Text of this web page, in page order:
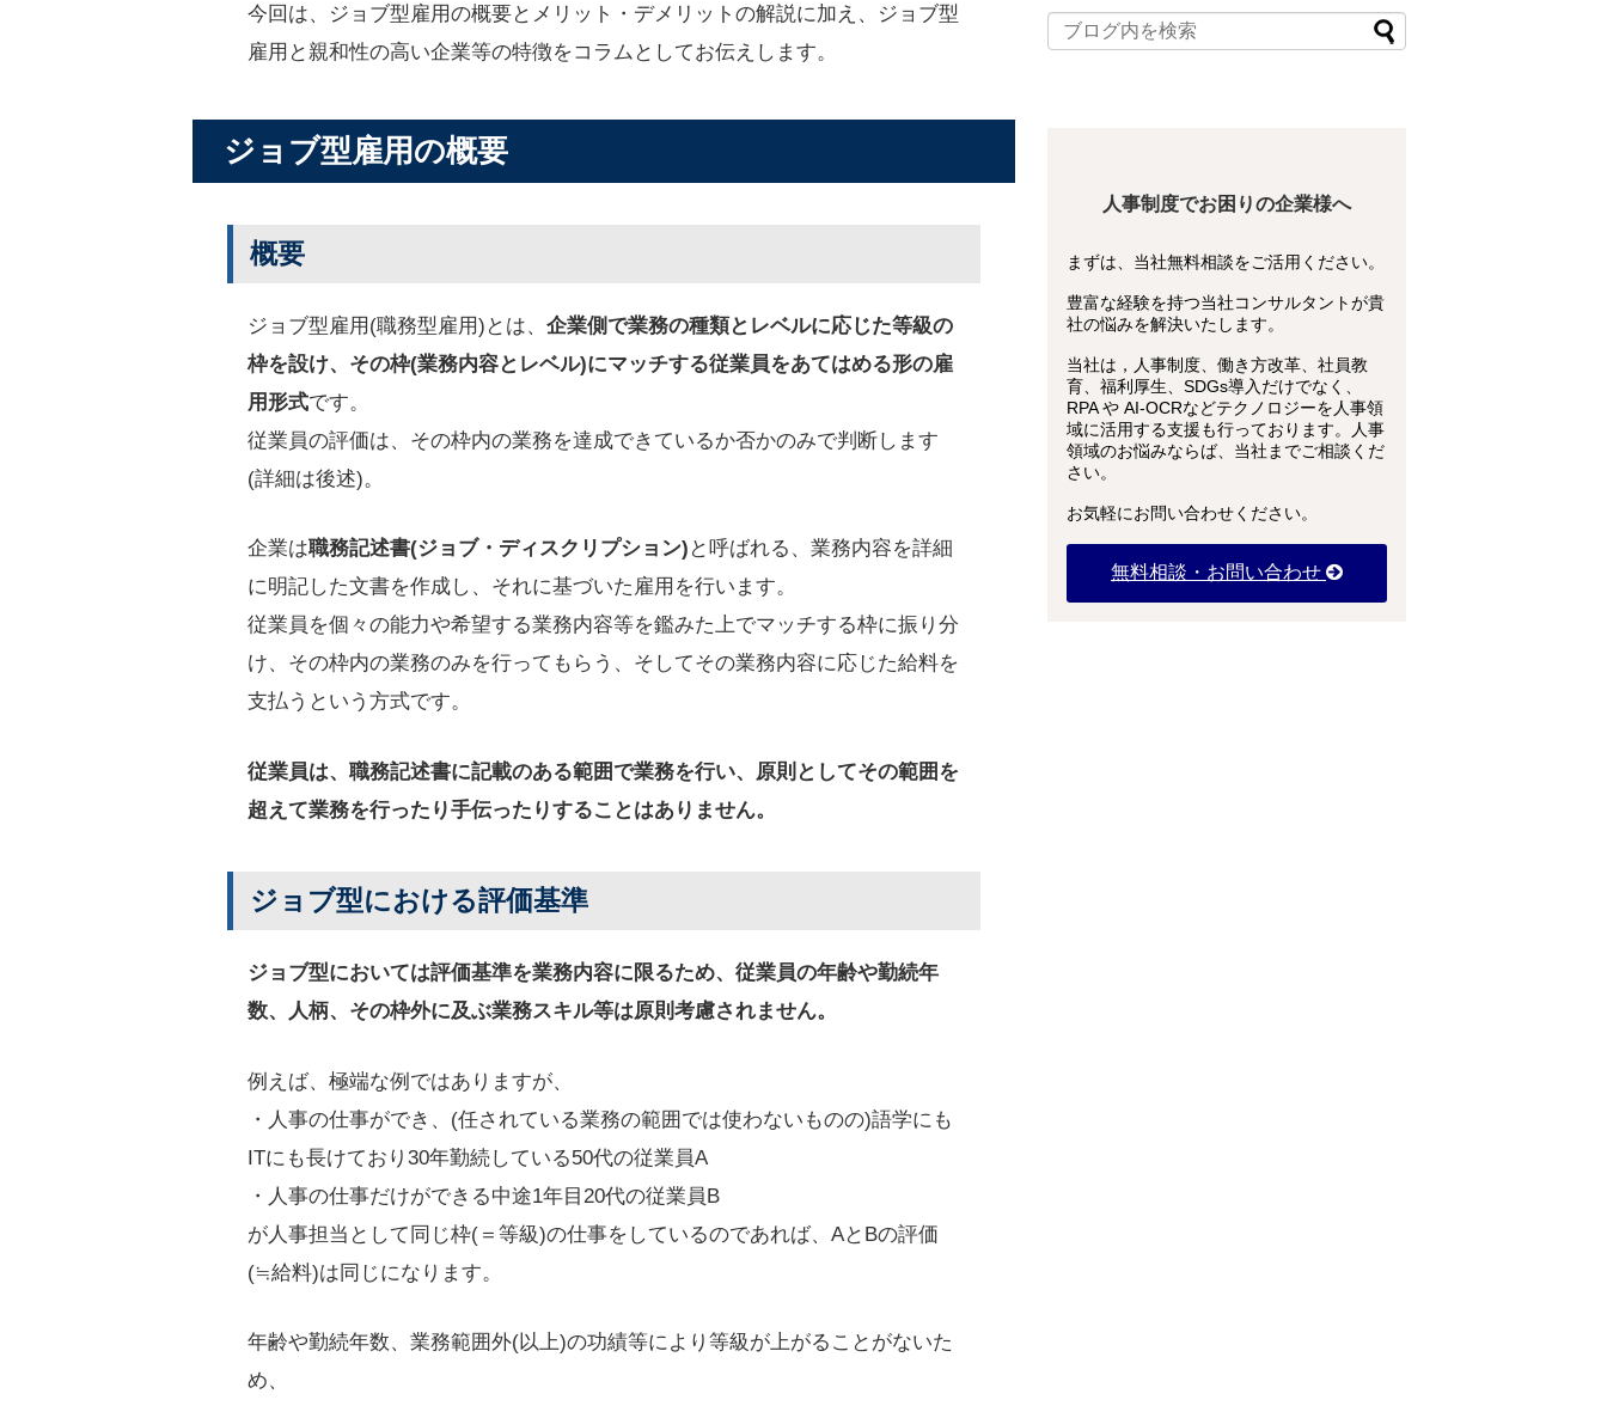
今回は、ジョブ型雇用の概要とメリット・デメリットの解説に加え、ジョブ型
雇用と親和性の高い企業等の特徴をコラムとしてお伝えします。
ジョブ型雇用の概要
概要
ジョブ型雇用(職務型雇用)とは、 企業側で業務の種類とレベルに応じた等級の
枠を設け、その枠(業務内容とレベル)にマッチする従業員をあてはめる形の雇
用形式です。
従業員の評価は、その枠内の業務を達成できているか否かのみで判断します
(詳細は後述)。
企業は職務記述書(ジョブ・ディスクリプション) と呼ばれる、業務内容を詳細
に明記した文書を作成し、それに基づいた雇用を行います。
従業員を個々の能力や希望する業務内容等を鑑みた上でマッチする枠に振り分
け、その枠内の業務のみを行ってもらう、そしてその業務内容に応じた給料を
支払うという方式です。
従業員は、職務記述書に記載のある範囲で業務を行い、原則としてその範囲を
超えて業務を行ったり手伝ったりすることはありません。
ジョブ型における評価基準
ジョブ型においては評価基準を業務内容に限るため、従業員の年齢や勤続年
数、人柄、その枠外に及ぶ業務スキル等は原則考慮されません。
例えば、極端な例ではありますが、
・人事の仕事ができ、(任されている業務の範囲では使わないものの)語学にも
ITにも長けており30年勤続している50代の従業員A
・人事の仕事だけができる中途1年目20代の従業員B
が人事担当として同じ枠(＝等級)の仕事をしているのであれば、AとBの評価
(≒給料)は同じになります。
年齢や勤続年数、業務範囲外(以上)の功績等により等級が上がることがないた
め、
人事制度でお困りの企業様へ
まずは、当社無料相談をご活用ください。
豊富な経験を持つ当社コンサルタントが貴
社の悩みを解決いたします。
当社は，人事制度、働き方改革、社員教
育、福利厚生、SDGs導入だけでなく、
RPA や AI-OCRなどテクノロジーを人事領
域に活用する支援も行っております。人事
領域のお悩みならば、当社までご相談くだ
さい。
お気軽にお問い合わせください。
無料相談・お問い合わせ